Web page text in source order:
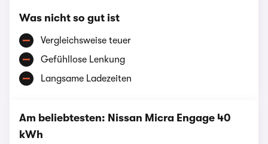
Was nicht so gut ist
Vergleichsweise teuer
Gefühllose Lenkung
Langsame Ladezeiten
Am beliebtesten: Nissan Micra Engage 40
kWh